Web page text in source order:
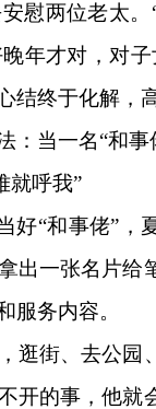
慰两位老太
年才对，对
结终于化解，
当一名“和事
就呼我”
“和事佬”，
出一张名片给
服务内容。
街、去公园
开的事，他就